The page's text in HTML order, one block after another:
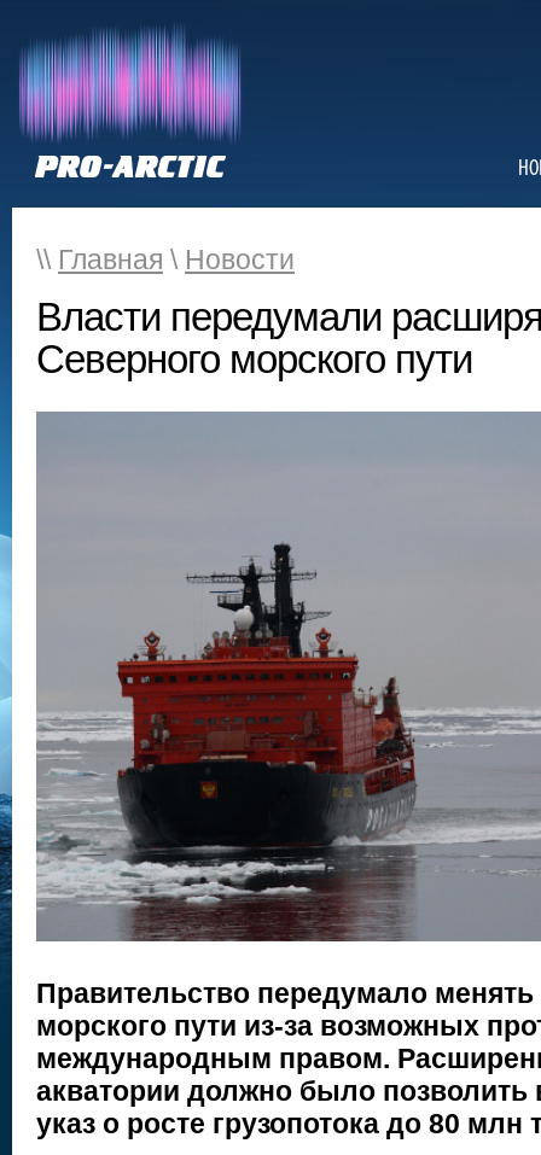
\\ Главная \ Новости
Власти передумали
Северного морского пути
Правительство передумало
морского пути из-за возможных
международным правом.
акватории должно было
указ о росте грузопотока до 80 млн